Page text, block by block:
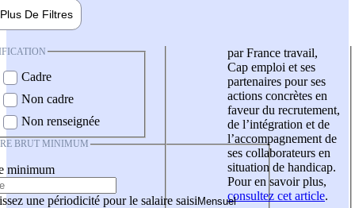
Plus De Filtres
Cadre
Non cadre
Non renseignée
BRUT MINIMUM
minimum
une périodicité pour le salaire saisi
par France travail,
Cap emploi et ses
partenaires pour ses
actions concrètes en
faveur du recrutement,
de l’intégration et de
l’accompagnement de
ses collaborateurs en
situation de handicap.
Pour en savoir plus,
consultez cet article.